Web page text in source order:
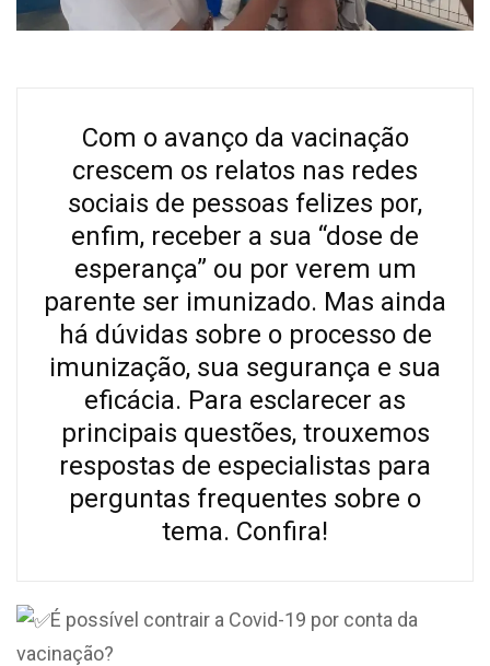
Com o avanço da vacinação
crescem os relatos nas redes
sociais de pessoas felizes por,
enfim, receber a sua “dose de
esperança” ou por verem um
parente ser imunizado. Mas ainda
há dúvidas sobre o processo de
imunização, sua segurança e sua
eficácia. Para esclarecer as
principais questões, trouxemos
respostas de especialistas para
perguntas frequentes sobre o
tema. Confira!
É possível contrair a Covid-19 por conta da
vacinação?